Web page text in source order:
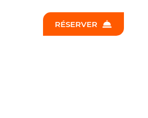
RÉSERVER